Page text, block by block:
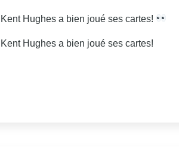
Kent Hughes a bien joué ses cartes!
Kent Hughes a bien joué ses cartes!